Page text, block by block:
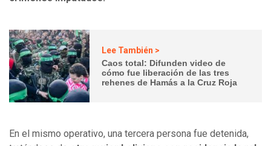
Lee También >
Caos total: Difunden video de
cómo fue liberación de las tres
rehenes de Hamás a la Cruz Roja
En el mismo operativo, una tercera persona fue detenida,